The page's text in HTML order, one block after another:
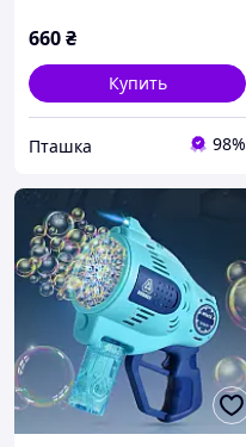
660₴
Купить
Пташка 98%